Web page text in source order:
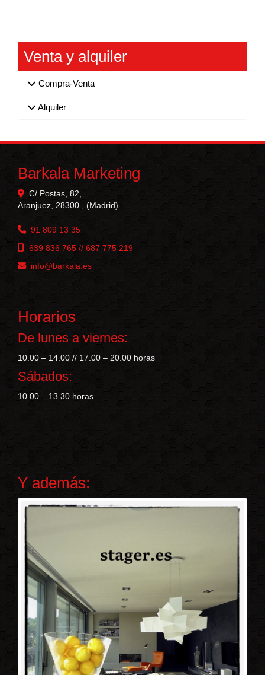
Venta y alquiler
Compra-Venta
Alquiler
Barkala Marketing
C/ Postas, 82,
Aranjuez, 28300 , (Madrid)
91 809 13 35
639 836 765 // 687 775 219
info
barkala.es
Horarios
De lunes a viernes:
10.00 – 14.00 // 17.00 – 20.00 horas
Sábados:
10.00 – 13.30 horas
Y además: